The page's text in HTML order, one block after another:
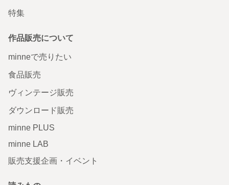
特集
作品販売について
minneで売りたい
食品販売
ヴィンテージ販売
ダウンロード販売
minne PLUS
minne LAB
販売支援企画・イベント